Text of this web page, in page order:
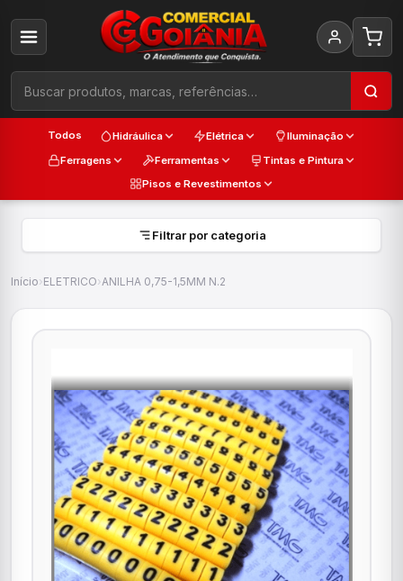
Todos Hidráulica Elétrica
Iluminação
Ferragens
Ferramentas
Tintas e Pintura
Pisos e Revestimentos
Filtrar por categoria
Início›ELETRICO›ANILHA 0,75-1,5MM N.2